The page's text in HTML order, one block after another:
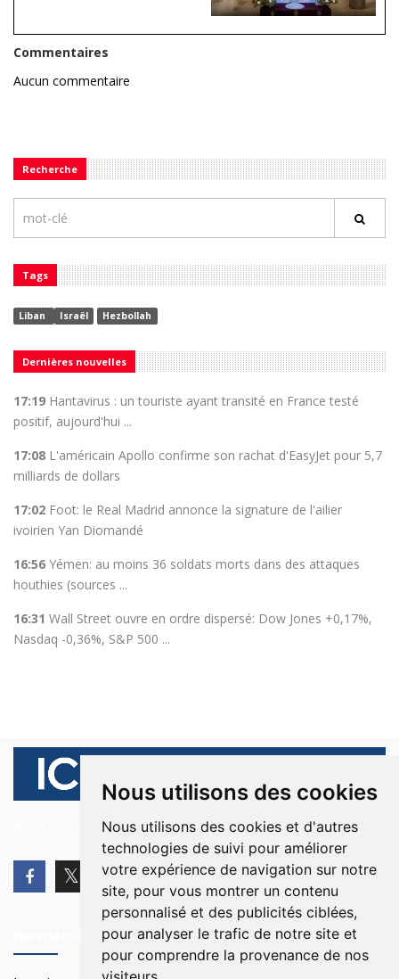
Nous utilisons des cookies
Nous utilisons des cookies et d'autres
technologies de suivi pour améliorer
votre expérience de navigation sur notre
site, pour vous montrer un contenu
personnalisé et des publicités ciblées,
pour analyser le trafic de notre site et
pour comprendre la provenance de nos
Commentaires
Aucun commentaire
Recherche
Tags
Liban Israël Hezbollah
Dernières nouvelles
17:19 Hantavirus : un touriste ayant transité en France testé
positif, aujourd'hui ...
17:08 L'américain Apollo confirme son rachat d'EasyJet pour 5,7
milliards de dollars
17:02 Foot: le Real Madrid annonce la signature de l'ailier
ivoirien Yan Diomandé
16:56 Yémen: au moins 36 soldats morts dans des attaques
houthies (sources ...
16:31 Wall Street ouvre en ordre dispersé: Dow Jones +0,17%,
Nasdaq -0,36%, S&P 500 ...
© 2026 Ici Beyrouth. Tous les droits sont réservés.